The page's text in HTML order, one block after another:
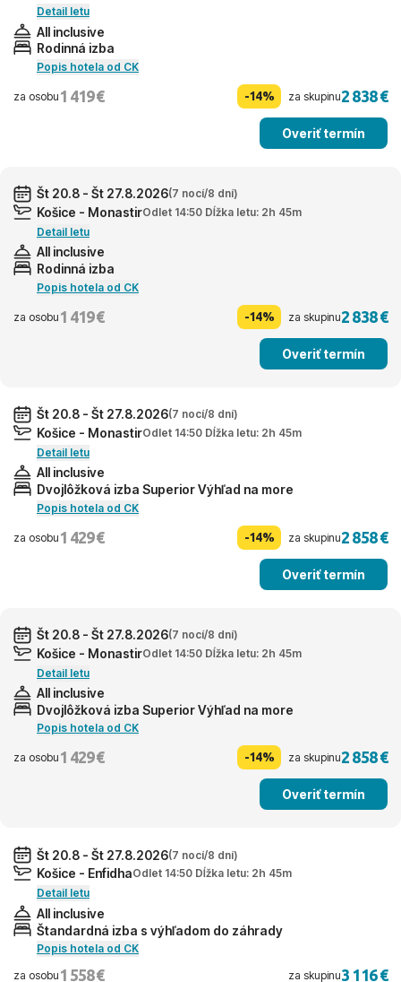
Detail letu
All inclusive
Rodinná izba
Popis hotela od CK
za osobu 1 419 € -14% za skupinu2 838 €
Overiť termín
Št 20.8 - Št 27.8.2026(7 nocí/8 dní)
Košice - MonastirOdlet 14:50 Dĺžka letu: 2h 45m
Detail letu
All inclusive
Rodinná izba
Popis hotela od CK
za osobu 1 419 € -14% za skupinu2 838 €
Overiť termín
Št 20.8 - Št 27.8.2026(7 nocí/8 dní)
Košice - MonastirOdlet 14:50 Dĺžka letu: 2h 45m
Detail letu
All inclusive
Dvojlôžková izba Superior Výhľad na more
Popis hotela od CK
za osobu 1 429 € -14% za skupinu2 858 €
Overiť termín
Št 20.8 - Št 27.8.2026(7 nocí/8 dní)
Košice - MonastirOdlet 14:50 Dĺžka letu: 2h 45m
Detail letu
All inclusive
Dvojlôžková izba Superior Výhľad na more
Popis hotela od CK
za osobu 1 429 € -14% za skupinu2 858 €
Overiť termín
Št 20.8 - Št 27.8.2026(7 nocí/8 dní)
Košice - EnfidhaOdlet 14:50 Dĺžka letu: 2h 45m
Detail letu
All inclusive
Štandardná izba s výhľadom do záhrady
Popis hotela od CK
za osobu 1 558 € za skupinu3 116 €